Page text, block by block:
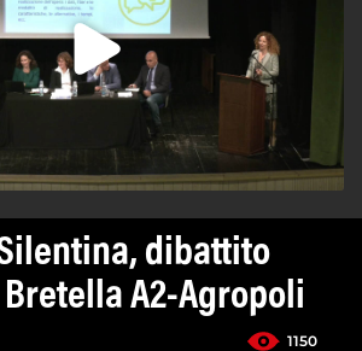
dibattito
A2-Agropoli
1150